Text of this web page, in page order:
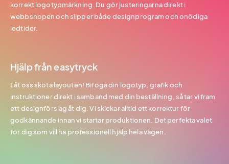
korrekt logotypmärkning. Du gör justeringarna direkt i
webbshopen och slipper både designprogram och onödiga
ledtider.
Hjälp från easytryck
Låt oss sköta layouten! Bifoga din logotyp, grafik och
instruktioner direkt i samband med din beställning, så tar vi fram
ett designförslag åt dig. Vi skickar alltid ett korrektur för
godkännande innan vi startar produktionen. Det perfekta valet
för dig som vill ha professionell hjälp hela vägen.